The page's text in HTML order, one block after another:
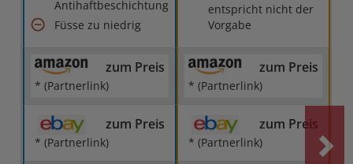
Antihaftbeschichtung
Füsse zu niedrig
entspricht nicht der
Vorgabe
zum Preis
* (Partnerlink)
zum Preis
* (Partnerlink)
zum Preis
* (Partnerlink)
zum Preis
* (Partnerlink)